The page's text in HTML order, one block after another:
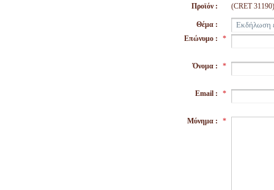
Προϊόν : (CRET
Θέμα :
Επώνυμο :
*
Όνομα : *
Email : *
Μύνημα : *